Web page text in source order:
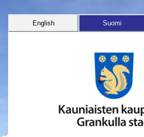
English Suomi